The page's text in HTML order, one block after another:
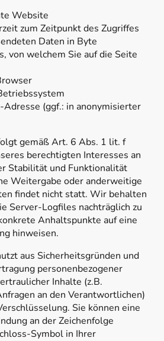
Website
zum Zeitpunkt des Zugriffes
Daten in Byte
von welchem Sie auf die Seite
(ggf.: in anonymisierter
gemäß Art. 6 Abs. 1 lit. f
berechtigten Interesses an
Stabilität und Funktionalität
Weitergabe oder anderweitige
findet nicht statt. Wir behalten
Server-Logfiles nachträglich zu
Anhaltspunkte auf eine
hinweisen.
aus Sicherheitsgründen und
personenbezogener
Inhalte (z.B.
an den Verantwortlichen)
Sie können eine
an der Zeichenfolge
Symbol in Ihrer